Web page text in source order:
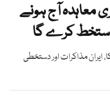
معاہدہ آج ہونے
دستخط کرے گا
ایران مذاکرات اور دستخطی